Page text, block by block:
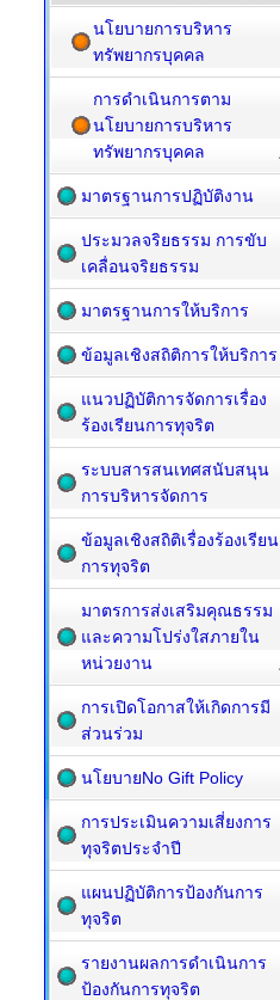
นโยบายการบริหาร
ทรัพยากรบุคคล
การดำเนินการตาม
นโยบายการบริหาร
ทรัพยากรบุคคล
มาตรฐานการปฏิบัติงาน
ประมวลจริยธรรม การขับ
เคลื่อนจริยธรรม
มาตรฐานการให้บริการ
ข้อมูลเชิงสถิติการให้บริการ
แนวปฏิบัติการจัดการเรื่อง
ร้องเรียนการทุจริต
ระบบสารสนเทศสนับสนุน
การบริหารจัดการ
ข้อมูลเชิงสถิติเรื่องร้องเรียน
การทุจริต
มาตรการส่งเสริมคุณธรรม
และความโปร่งใสภายใน
หน่วยงาน
การเปิดโอกาสให้เกิดการมี
ส่วนร่วม
นโยบายNo Gift Policy
การประเมินความเสี่ยงการ
ทุจริตประจำปี
แผนปฏิบัติการป้องกันการ
ทุจริต
รายงานผลการดำเนินการ
ป้องกันการทุจริต